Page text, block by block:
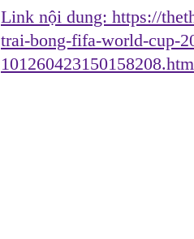
Link nội dung: https://
trai-bong-fifa-world-cup-
101260423150158208.htm